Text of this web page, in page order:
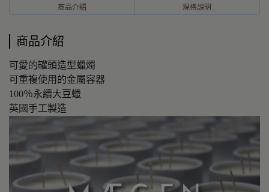
商品介紹 規格說明
商品介紹
可愛的罐頭造型蠟燭
可重複使用的金屬容器
100％永續大豆蠟
英國手工製造